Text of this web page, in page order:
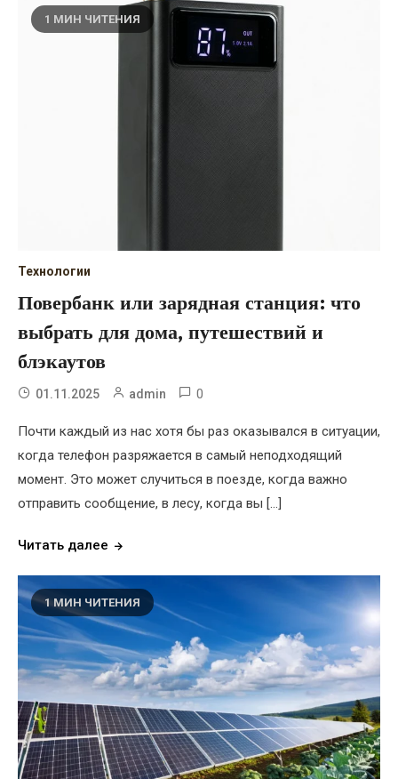
1 МИН ЧИТЕНИЯ
Технологии
Повербанк или зарядная станция: что
выбрать для дома, путешествий и
блэкаутов
01.11.2025 admin 0
Почти каждый из нас хотя бы раз оказывался в ситуации,
когда телефон разряжается в самый неподходящий
момент. Это может случиться в поезде, когда важно
отправить сообщение, в лесу, когда вы […]
Читать далее
1 МИН ЧИТЕНИЯ